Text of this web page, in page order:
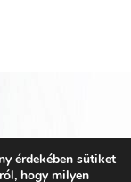
|
érdekében sütiket
hogy milyen